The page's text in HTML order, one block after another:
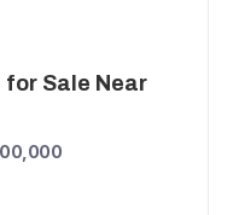
Sale Near